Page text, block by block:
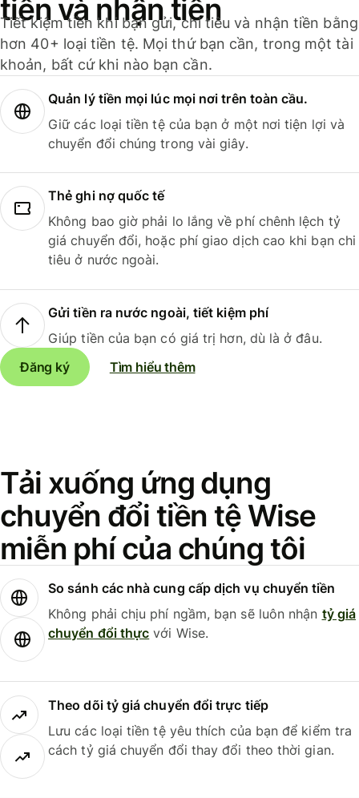
tiền và nhận tiền
Tiết kiệm tiền khi bạn gửi, chi tiêu và nhận tiền bằng
hơn 40+ loại tiền tệ. Mọi thứ bạn cần, trong một tài
khoản, bất cứ khi nào bạn cần.
Quản lý tiền mọi lúc mọi nơi trên toàn cầu.
Giữ các loại tiền tệ của bạn ở một nơi tiện lợi và
chuyển đổi chúng trong vài giây.
Thẻ ghi nợ quốc tế
Không bao giờ phải lo lắng về phí chênh lệch tỷ
giá chuyển đổi, hoặc phí giao dịch cao khi bạn chi
tiêu ở nước ngoài.
Gửi tiền ra nước ngoài, tiết kiệm phí
Giúp tiền của bạn có giá trị hơn, dù là ở đâu.
Đăng ký
Tìm hiểu thêm
Tải xuống ứng dụng
chuyển đổi tiền tệ Wise
miễn phí của chúng tôi
So sánh các nhà cung cấp dịch vụ chuyển tiền
Không phải chịu phí ngầm, bạn sẽ luôn nhận tỷ giá
chuyển đổi thực với Wise.
Theo dõi tỷ giá chuyển đổi trực tiếp
Lưu các loại tiền tệ yêu thích của bạn để kiểm tra
cách tỷ giá chuyển đổi thay đổi theo thời gian.